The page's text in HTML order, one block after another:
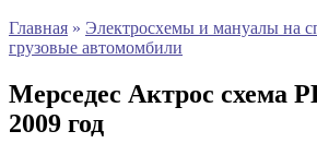
Главная » Электросхемы и мануалы на
грузовые автомомбили
Мерседес Актрос схема
2009 год